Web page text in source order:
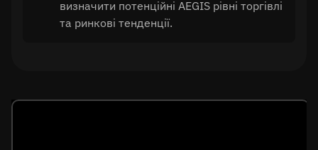
визначити потенційні AEGIS рівні торгівлі
та ринкові тенденції.